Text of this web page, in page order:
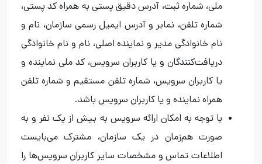
ملی، شماره ثبت، آدرس دقیق پستی به همراه کد پستی،
شماره تلفن، نمابر و آدرس ایمیل رسمی سازمان، نام و
نام خانوادگی مدیر و نماینده اصلی، نام و نام خانوادگی
دریافت‌کنندگان و یا کاربران سرویس، کد ملی نماینده و
یا کاربران سرویس، شماره تلفن مستقیم و شماره تلفن
همراه نماینده و یا کاربران سرویس باشد.
با توجه به امکان ارائه سرویس به بیش از یک نفر و به
صورت هم‌زمان در یک سازمان، مشترک می‌بایست
اطلاعات تماس و مشخصات سایر کاربران سرویس‌ها را